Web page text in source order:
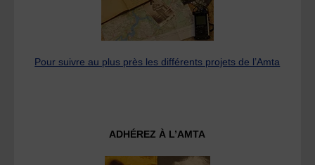
Pour suivre au plus près les différents projets de l’Amta
ADHÉREZ À L’AMTA